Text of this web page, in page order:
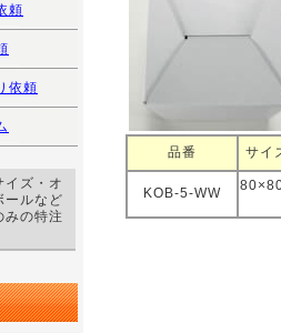
品番 サイ
KOB-5-WW
頼
依頼
イズ・オ
ールなど
みの特注